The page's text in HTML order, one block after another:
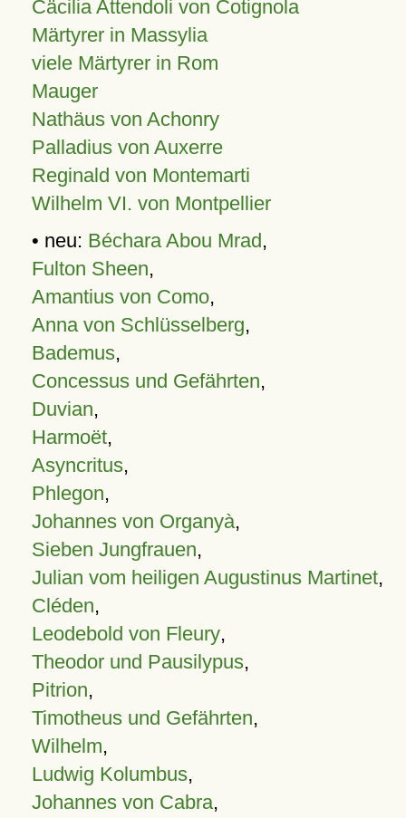
Cäcilia Attendoli von Cotignola
Märtyrer in Massylia
viele Märtyrer in Rom
Mauger
Nathäus von Achonry
Palladius von Auxerre
Reginald von Montemarti
Wilhelm VI. von Montpellier
• neu: Béchara Abou Mrad,
Fulton Sheen,
Amantius von Como,
Anna von Schlüsselberg,
Bademus,
Concessus und Gefährten,
Duvian,
Harmoët,
Asyncritus,
Phlegon,
Johannes von Organyà,
Sieben Jungfrauen,
Julian vom heiligen Augustinus Martinet,
Cléden,
Leodebold von Fleury,
Theodor und Pausilypus,
Pitrion,
Timotheus und Gefährten,
Wilhelm,
Ludwig Kolumbus,
Johannes von Cabra,